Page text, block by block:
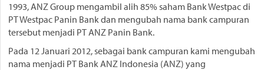
1993, ANZ Group mengambil alih 85% saham Bank Westpac di
PT Westpac Panin Bank dan mengubah nama bank campuran
tersebut menjadi PT ANZ Panin Bank.
Pada 12 Januari 2012, sebagai bank campuran kami mengubah
nama menjadi PT Bank ANZ Indonesia (ANZ) yang